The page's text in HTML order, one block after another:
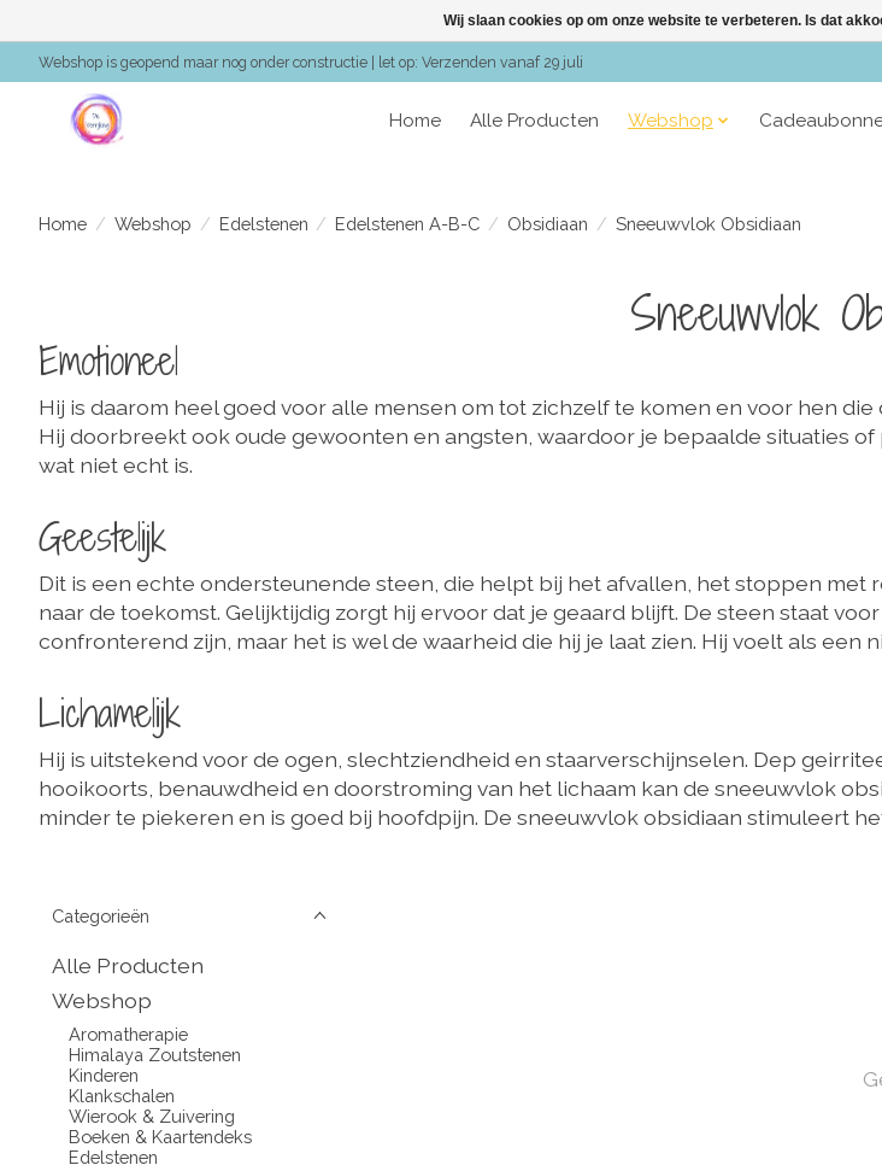
Webshop is geopend maar nog onder constructie | let op: Verzenden vanaf 29 juli
Home Alle Producten Webshop
Home / Webshop / Edelstenen / Edelstenen A-B-C / Obsidiaan / Sneeuwvlok Obsidiaan
Sneeuwvlok
Emotioneel
Hij is daarom heel goed voor alle mensen om tot zichzelf te komen en voor hen
Hij doorbreekt ook oude gewoonten en angsten, waardoor je bepaalde situaties
wat niet echt is.
Geestelijk
Dit is een echte ondersteunende steen, die helpt bij het afvallen, het stoppen
naar de toekomst. Gelijktijdig zorgt hij ervoor dat je geaard blijft. De steen staat
confronterend zijn, maar het is wel de waarheid die hij je laat zien. Hij voelt als een
Lichamelijk
Hij is uitstekend voor de ogen, slechtziendheid en staarverschijnselen. Dep
hooikoorts, benauwdheid en doorstroming van het lichaam kan de sneeuwvlok
minder te piekeren en is goed bij hoofdpijn. De sneeuwvlok obsidiaan stimuleert
Categorieën
Alle Producten
Webshop
Aromatherapie
Himalaya Zoutstenen
Kinderen
Klankschalen
Wierook & Zuivering
Boeken & Kaartendeks
Edelstenen
Wij slaan cookies op om onze website te verbeteren. Is dat